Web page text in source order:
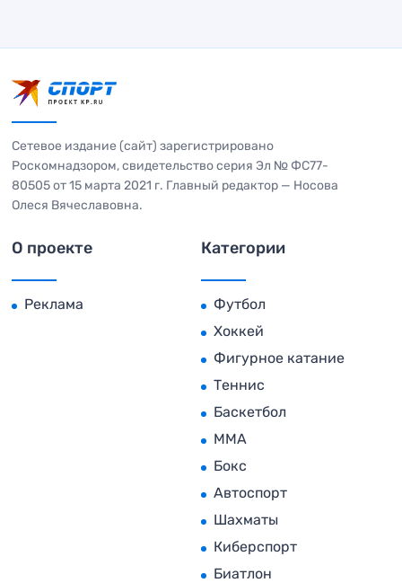
Сетевое издание (сайт) зарегистрировано
Роскомнадзором, свидетельство серия Эл № ФС77-
80505 от 15 марта 2021 г. Главный редактор — Носова
Олеся Вячеславовна.
О проекте
Реклама
Категории
Футбол
Хоккей
Фигурное катание
Теннис
Баскетбол
MMA
Бокс
Автоспорт
Шахматы
Киберспорт
Биатлон